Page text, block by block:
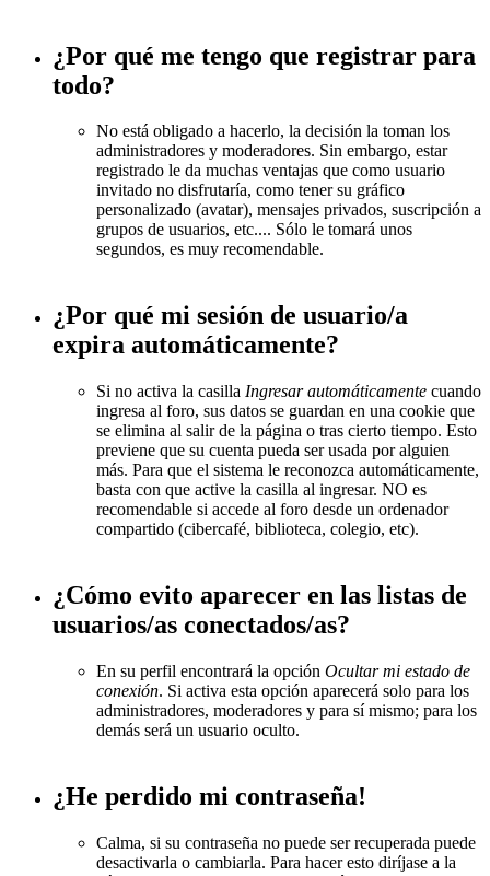
¿Por qué me tengo que registrar para
todo?
No está obligado a hacerlo, la decisión la toman los
administradores y moderadores. Sin embargo, estar
registrado le da muchas ventajas que como usuario
invitado no disfrutaría, como tener su gráfico
personalizado (avatar), mensajes privados, suscripción a
grupos de usuarios, etc.... Sólo le tomará unos
segundos, es muy recomendable.
¿Por qué mi sesión de usuario/a
expira automáticamente?
Si no activa la casilla Ingresar automáticamente cuando
ingresa al foro, sus datos se guardan en una cookie que
se elimina al salir de la página o tras cierto tiempo. Esto
previene que su cuenta pueda ser usada por alguien
más. Para que el sistema le reconozca automáticamente,
basta con que active la casilla al ingresar. NO es
recomendable si accede al foro desde un ordenador
compartido (cibercafé, biblioteca, colegio, etc).
¿Cómo evito aparecer en las listas de
usuarios/as conectados/as?
En su perfil encontrará la opción Ocultar mi estado de
conexión. Si activa esta opción aparecerá solo para los
administradores, moderadores y para sí mismo; para los
demás será un usuario oculto.
¿He perdido mi contraseña!
Calma, si su contraseña no puede ser recuperada puede
desactivarla o cambiarla. Para hacer esto diríjase a la